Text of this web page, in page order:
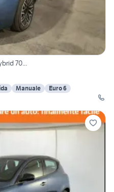
70...
Manuale
Euro 6